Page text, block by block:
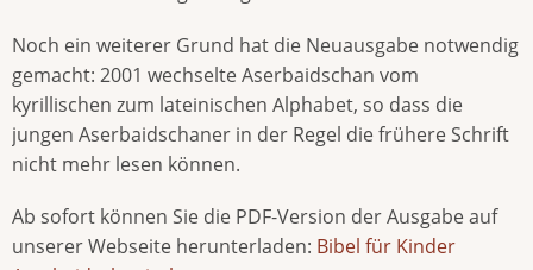
Noch ein weiterer Grund hat die Neuausgabe notwendig
gemacht: 2001 wechselte Aserbaidschan vom
kyrillischen zum lateinischen Alphabet, so dass die
jungen Aserbaidschaner in der Regel die frühere Schrift
nicht mehr lesen können.
Ab sofort können Sie die PDF-Version der Ausgabe auf
unserer Webseite herunterladen: Bibel für Kinder